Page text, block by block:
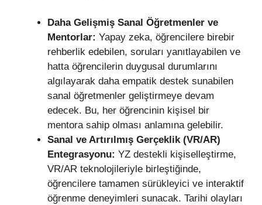
Daha Gelişmiş Sanal Öğretmenler ve
Mentorlar: Yapay zeka, öğrencilere birebir
rehberlik edebilen, soruları yanıtlayabilen ve
hatta öğrencilerin duygusal durumlarını
algılayarak daha empatik destek sunabilen
sanal öğretmenler geliştirmeye devam
edecek. Bu, her öğrencinin kişisel bir
mentora sahip olması anlamına gelebilir.
Sanal ve Artırılmış Gerçeklik (VR/AR)
Entegrasyonu: YZ destekli kişiselleştirme,
VR/AR teknolojileriyle birleştiğinde,
öğrencilere tamamen sürükleyici ve interaktif
öğrenme deneyimleri sunacak. Tarihi olayları